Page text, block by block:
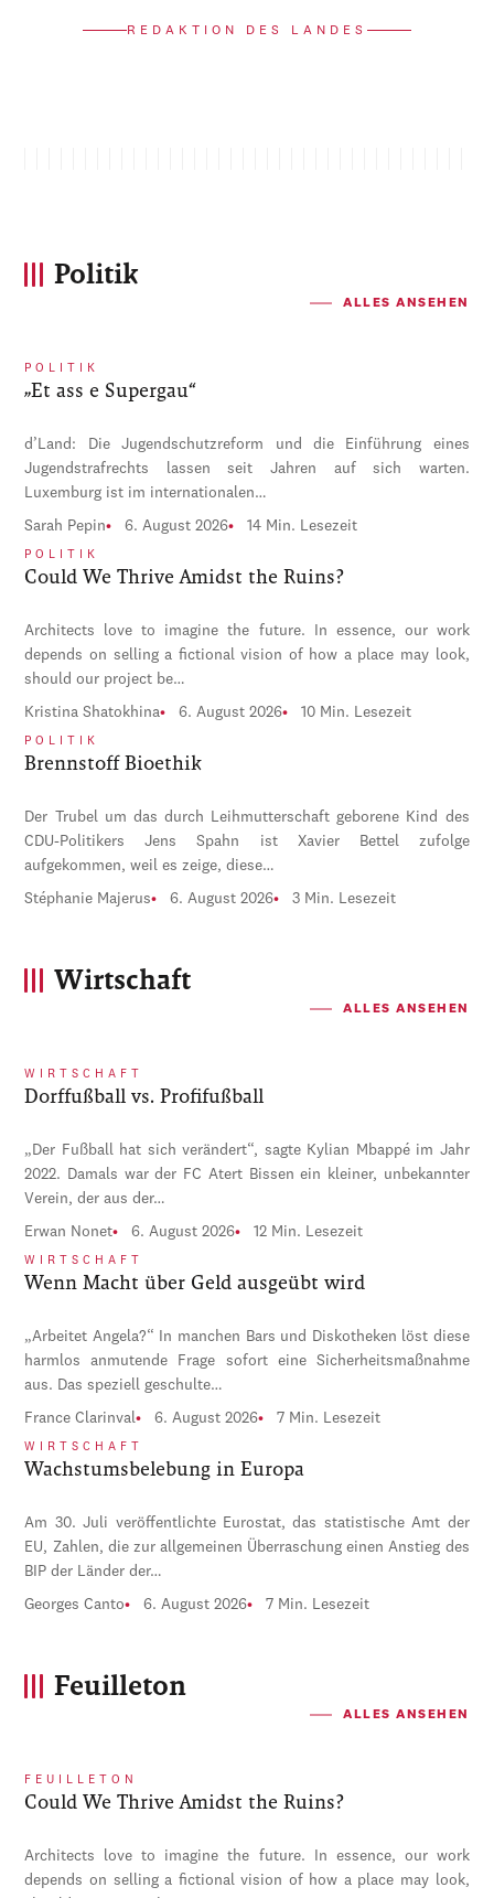
REDAKTION DES LANDES
Politik
ALLES ANSEHEN
POLITIK
„Et ass e Supergau“
d’Land: Die Jugendschutzreform und die Einführung eines
Jugendstrafrechts lassen seit Jahren auf sich warten.
Luxemburg ist im internationalen…
Sarah Pepin 6. August 2026 14 Min. Lesezeit
POLITIK
Could We Thrive Amidst the Ruins?
Architects love to imagine the future. In essence, our work
depends on selling a fictional vision of how a place may look,
should our project be…
Kristina Shatokhina 6. August 2026 10 Min. Lesezeit
POLITIK
Brennstoff Bioethik
Der Trubel um das durch Leihmutterschaft geborene Kind des
CDU-Politikers Jens Spahn ist Xavier Bettel zufolge
aufgekommen, weil es zeige, diese…
Stéphanie Majerus 6. August 2026 3 Min. Lesezeit
Wirtschaft
ALLES ANSEHEN
WIRTSCHAFT
Dorffußball vs. Profifußball
„Der Fußball hat sich verändert“, sagte Kylian Mbappé im Jahr
2022. Damals war der FC Atert Bissen ein kleiner, unbekannter
Verein, der aus der…
Erwan Nonet 6. August 2026 12 Min. Lesezeit
WIRTSCHAFT
Wenn Macht über Geld ausgeübt wird
„Arbeitet Angela?“ In manchen Bars und Diskotheken löst diese
harmlos anmutende Frage sofort eine Sicherheitsmaßnahme
aus. Das speziell geschulte…
France Clarinval 6. August 2026 7 Min. Lesezeit
WIRTSCHAFT
Wachstumsbelebung in Europa
Am 30. Juli veröffentlichte Eurostat, das statistische Amt der
EU, Zahlen, die zur allgemeinen Überraschung einen Anstieg des
BIP der Länder der…
Georges Canto 6. August 2026 7 Min. Lesezeit
Feuilleton
ALLES ANSEHEN
FEUILLETON
Could We Thrive Amidst the Ruins?
Architects love to imagine the future. In essence, our work
depends on selling a fictional vision of how a place may look,